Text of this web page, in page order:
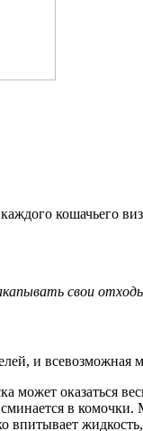
кошачьего
свои
и всевозможная
может оказаться
в